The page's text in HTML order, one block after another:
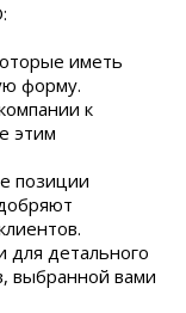
иметь
форму.
к
этим
позиции
для детального
выбранной вами